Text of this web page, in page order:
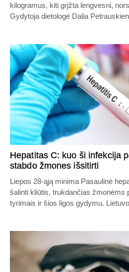
kilogramus, kiti grįžta lengvesni,
Gydytoja dietologė Dalia
Hepatitas C: kuo ši infekcija
stabdo žmones išsitirti
Liepos 28-ąją minima Pasaulinė
šalinti kliūtis, trukdančias žmonėms
tyrimais ir šios ligos gydymu.